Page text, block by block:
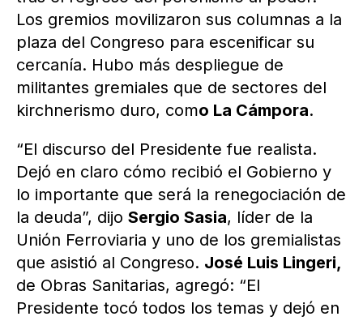
Los gremios movilizaron sus columnas a la
plaza del Congreso para escenificar su
cercanía. Hubo más despliegue de
militantes gremiales que de sectores del
kirchnerismo duro, como La Cámpora.
“El discurso del Presidente fue realista.
Dejó en claro cómo recibió el Gobierno y
lo importante que será la renegociación de
la deuda”, dijo Sergio Sasia, líder de la
Unión Ferroviaria y uno de los gremialistas
que asistió al Congreso. José Luis Lingeri,
de Obras Sanitarias, agregó: “El
Presidente tocó todos los temas y dejó en